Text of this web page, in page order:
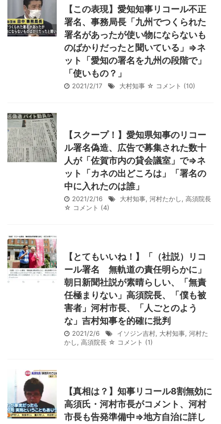
【この表現】愛知知事リコール不正
署名、事務局長「九州でつくられた
署名があったが使い物にならないも
のばかりだったと聞いている」⇒ネ
ット「愛知の署名を九州の段階で」
「使いもの？」
2021/2/17 大村知事 ☆ コメント (10)
【スクープ！】愛知県知事のリコー
ル署名偽造、広告で募集された数十
人が「佐賀市内の貸会議室」で⇒ネ
ット「カネの出どころは」「署名の
中に入れたのは誰」
2021/2/16 大村知事, 河村たかし, 高須院長
☆ コメント (4)
【とてもいいね！】「（社説）リコ
ール署名 無軌道の責任明らかに」
朝日新聞社説が素晴らしい、「無責
任極まりない」高須院長、「僕も被
害者」河村市長、「人ごとのよう
な」吉村知事を的確に批判
2021/2/6 イソジン吉村, 大村知事, 河村た
かし, 高須院長 ☆ コメント (1)
【真相は？】知事リコール8割無効に
高須氏・河村市長がコメント、河村
市長も告発準備中⇒地方自治に詳し